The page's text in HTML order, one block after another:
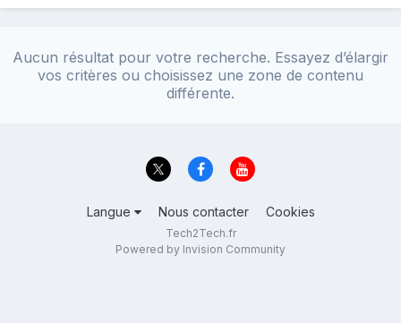
Aucun résultat pour votre recherche. Essayez d’élargir
vos critères ou choisissez une zone de contenu
différente.
Langue Nous contacter Cookies
Tech2Tech.fr
Powered by Invision Community